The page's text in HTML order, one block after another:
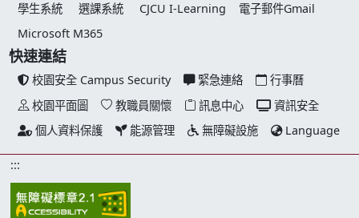
學生系統
選課系統 CJCU I-Learning
電子郵件Gmail
Microsoft M365
快速連結
校園安全 Campus Security 緊急連絡
行事曆
校園平面圖
教職員關懷 訊息中心
資訊安全
個人資料保護
能源管理 無障礙設施 Language
:::